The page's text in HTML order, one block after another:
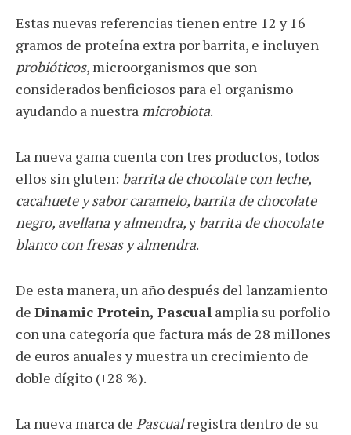
Estas nuevas referencias tienen entre 12 y 16
gramos de proteína extra por barrita, e incluyen
probióticos, microorganismos que son
considerados benficiosos para el organismo
ayudando a nuestramicrobiota.
La nueva gama cuenta con tres productos, todos
ellos sin gluten: barrita de chocolate con leche,
cacahuete y sabor caramelo, barrita de chocolate
negro, avellana y almendra,ybarrita de chocolate
blanco con fresas y almendra.
De esta manera, un año después del lanzamiento
de Dinamic Protein, Pascual amplia su porfolio
con una categoría que factura más de 28 millones
de euros anuales y muestra un crecimiento de
doble dígito (+28 %).
La nueva marca de Pascualregistra dentro de su